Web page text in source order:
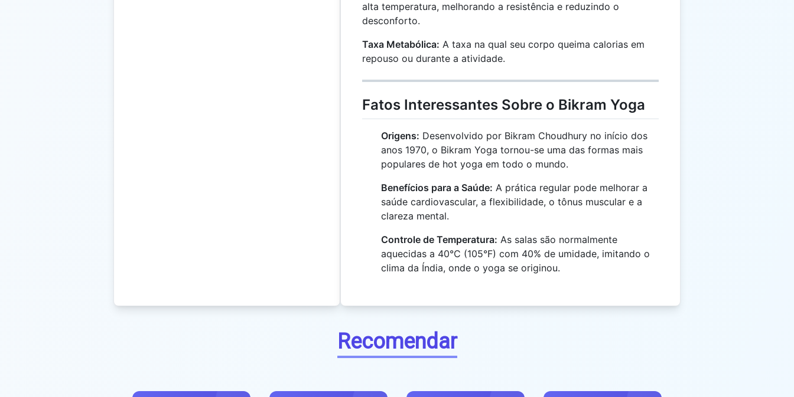
alta temperatura, melhorando a resistência e reduzindo o
desconforto.
Taxa Metabólica: A taxa na qual seu corpo queima calorias em
repouso ou durante a atividade.
Fatos Interessantes Sobre o Bikram Yoga
Origens: Desenvolvido por Bikram Choudhury no início dos
anos 1970, o Bikram Yoga tornou-se uma das formas mais
populares de hot yoga em todo o mundo.
Benefícios para a Saúde: A prática regular pode melhorar a
saúde cardiovascular, a flexibilidade, o tônus muscular e a
clareza mental.
Controle de Temperatura: As salas são normalmente
aquecidas a 40°C (105°F) com 40% de umidade, imitando o
clima da Índia, onde o yoga se originou.
Recomendar